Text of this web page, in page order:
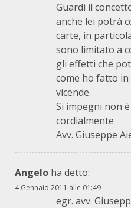
Guardi il
anche lei potrà
carte, in
sono limitato a
gli effetti che
come ho fatto
vicende.
Si impegni non
cordialmente
Avv. Giuseppe
Angelo ha detto:
4 Gennaio 2011 alle 01:49
egr. avv.